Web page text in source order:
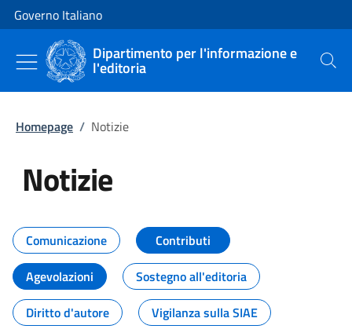
Vai al contenuto
Vai alla navigazione del sito
Governo Italiano
Dipartimento per l'informazione e
l'editoria Cerca
Homepage / Notizie
Notizie
Tutti i contenuti della pagina
Comunicazione
Contributi
Agevolazioni
Sostegno all'editoria
Diritto d'autore
Vigilanza sulla SIAE